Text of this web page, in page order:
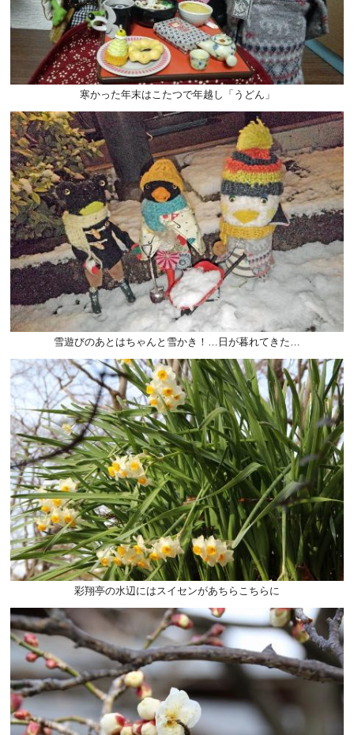
寒かった年末はこたつで年越し「うどん」
雪遊びのあとはちゃんと雪かき！…日が暮れてきた…
彩翔亭の水辺にはスイセンがあちらこちらに